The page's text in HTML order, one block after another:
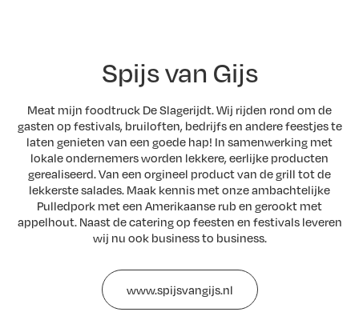
Spijs van Gijs
Meat mijn foodtruck De Slagerijdt. Wij rijden rond om de
gasten op festivals, bruiloften, bedrijfs en andere feestjes te
laten genieten van een goede hap! In samenwerking met
lokale ondernemers worden lekkere, eerlijke producten
gerealiseerd. Van een orgineel product van de grill tot de
lekkerste salades. Maak kennis met onze ambachtelijke
Pulledpork met een Amerikaanse rub en gerookt met
appelhout. Naast de catering op feesten en festivals leveren
wij nu ook business to business.
www.spijsvangijs.nl